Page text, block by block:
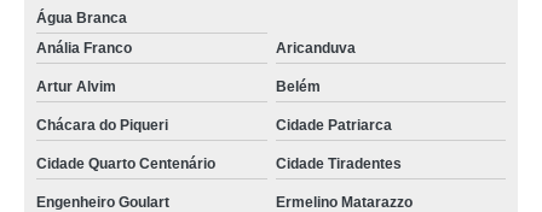
Água Branca
Anália Franco
Aricanduva
Artur Alvim Belém
Chácara do Piqueri Cidade Patriarca
Cidade Quarto Centenário Cidade Tiradentes
Engenheiro Goulart Ermelino Matarazzo